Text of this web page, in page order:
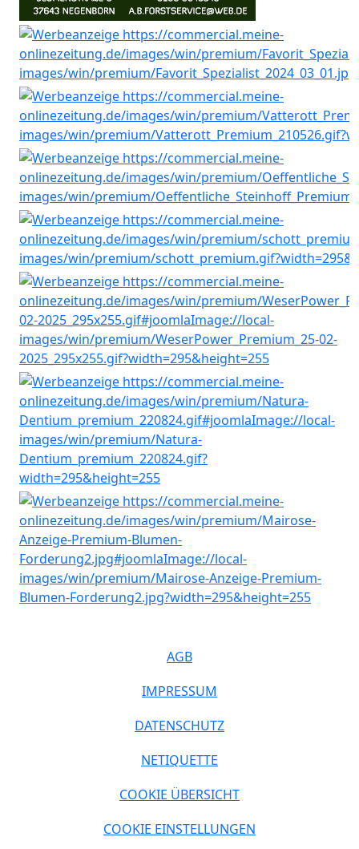
AGB
IMPRESSUM
DATENSCHUTZ
NETIQUETTE
COOKIE ÜBERSICHT
COOKIE EINSTELLUNGEN